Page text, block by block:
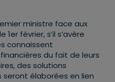
ministre face aux
février, s’il s’avère
connaissent
du fait de leurs
des solutions
élaborées en lien